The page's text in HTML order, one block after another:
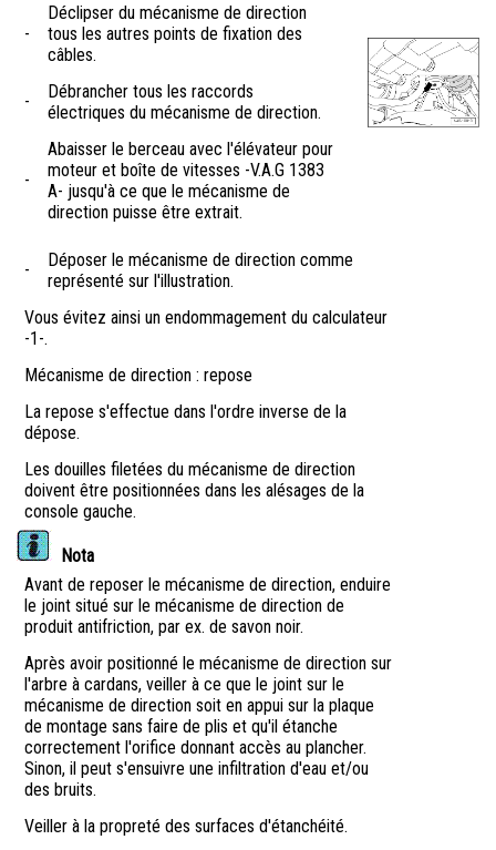
-
Déclipser du mécanisme de direction
tous les autres points de fixation des
câbles.
-
Débrancher tous les raccords
électriques du mécanisme de direction.
-
Abaisser le berceau avec l'élévateur pour
moteur et boîte de vitesses -V.A.G 1383
A- jusqu'à ce que le mécanisme de
direction puisse être extrait.
-
Déposer le mécanisme de direction comme
représenté sur l'illustration.
Vous évitez ainsi un endommagement du calculateur
-1-.
Mécanisme de direction : repose
La repose s'effectue dans l'ordre inverse de la
dépose.
Les douilles filetées du mécanisme de direction
doivent être positionnées dans les alésages de la
console gauche.
Nota
Avant de reposer le mécanisme de direction, enduire
le joint situé sur le mécanisme de direction de
produit antifriction, par ex. de savon noir.
Après avoir positionné le mécanisme de direction sur
l'arbre à cardans, veiller à ce que le joint sur le
mécanisme de direction soit en appui sur la plaque
de montage sans faire de plis et qu'il étanche
correctement l'orifice donnant accès au plancher.
Sinon, il peut s'ensuivre une infiltration d'eau et/ou
des bruits.
Veiller à la propreté des surfaces d'étanchéité.